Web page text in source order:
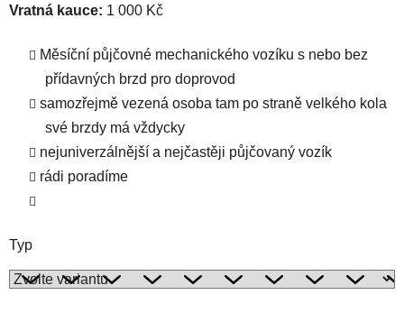
Vratná kauce: 1 000 Kč
Měsíční půjčovné mechanického vozíku s nebo bez
přídavných brzd pro doprovod
samozřejmě vezená osoba tam po straně velkého kola
své brzdy má vždycky
nejuniverzálnější a nejčastěji půjčovaný vozík
rádi poradíme
Typ